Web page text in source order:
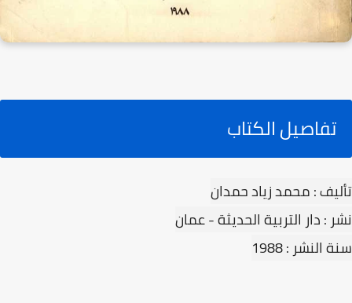
تفاصيل الكتاب
تأليف : محمد زياد حمدان
نشر : دار التربية الحديثة - عمان
سنة النشر : 1988